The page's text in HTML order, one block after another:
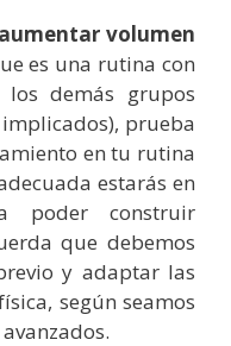
aumentar volumen
es una rutina con
los demás grupos
prueba
en tu rutina
estarás en
poder construir
que debemos
y adaptar las
según seamos